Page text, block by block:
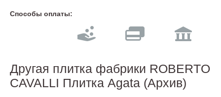
Способы оплаты:
Другая плитка фабрики ROBERTO
CAVALLI Плитка Agata (Архив)